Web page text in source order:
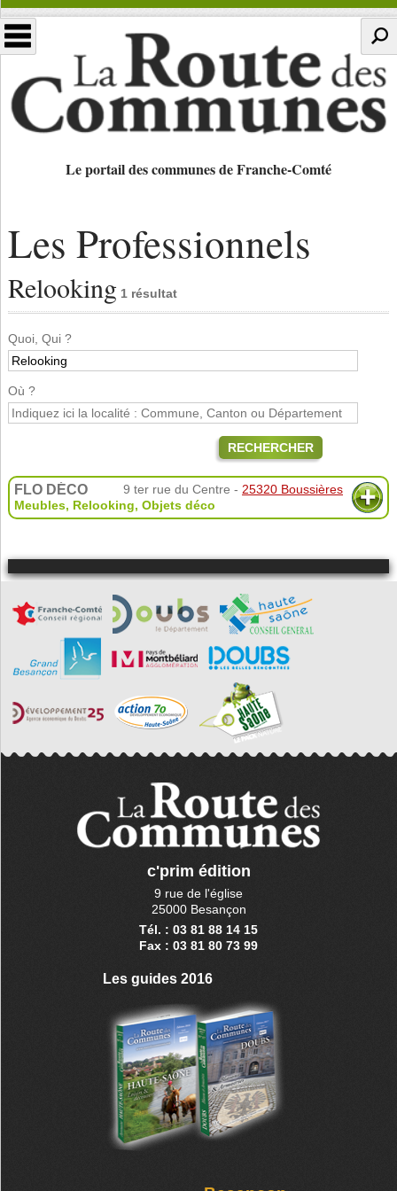
Le portail des communes de Franche-Comté
Les Professionnels
Relooking 1 résultat
Quoi, Qui ?
Où ?
RECHERCHER
FLO DÉCO 9 ter rue du Centre - 25320 Boussières
Meubles, Relooking, Objets déco
c'prim édition
9 rue de l'église
25000 Besançon
Tél. : 03 81 88 14 15
Fax : 03 81 80 73 99
Les guides 2016